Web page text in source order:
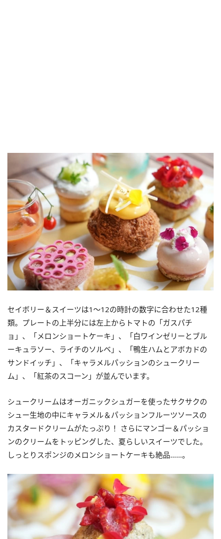
セイボリー＆スイーツは1～12の時計の数字に合わせた12種
類。プレートの上半分には左上からトマトの「ガスパチ
ョ」、「メロンショートケーキ」、「白ワインゼリーとブル
ーキュラソー、ライチのソルベ」、「鴨生ハムとアボカドの
サンドイッチ」、「キャラメルパッションのシュークリー
ム」、「紅茶のスコーン」が並んでいます。
シュークリームはオーガニックシュガーを使ったサクサクの
シュー生地の中にキャラメル＆パッションフルーツソースの
カスタードクリームがたっぷり！ さらにマンゴー＆パッショ
ンのクリームをトッピングした、夏らしいスイーツでした。
しっとりスポンジのメロンショートケーキも絶品……。